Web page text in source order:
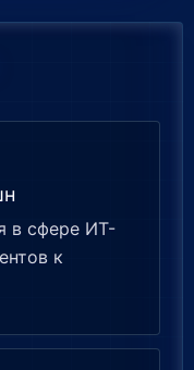
в сфере ИТ-
к